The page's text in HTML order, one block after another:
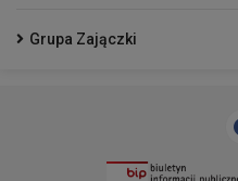
Grupa Zajączki